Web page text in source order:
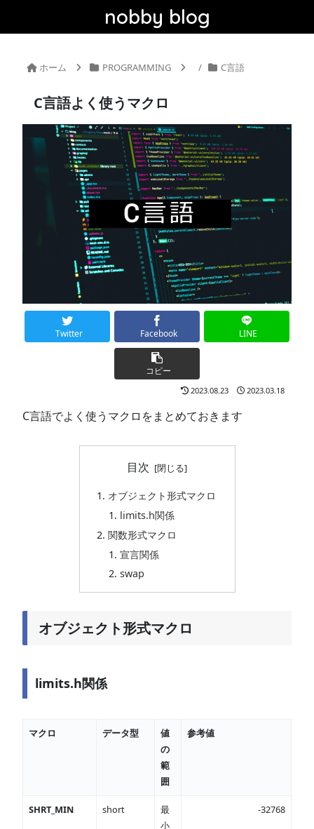
nobby blog
ホーム PROGRAMMING C言語
C言語よく使うマクロ
Twitter Facebook LINE
コピー
2023.08.23 2023.03.18
C言語でよく使うマクロをまとめておきます
目次
オブジェクト形式マクロ
limits.h関係
関数形式マクロ
宣言関係
swap
オブジェクト形式マクロ
limits.h関係
マクロ データ型
値
の
範
囲
参考値
SHRT_MIN short
最
小
-32768